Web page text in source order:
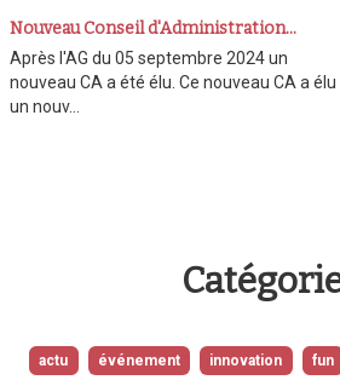
Nouveau Conseil d'Administration…
Après l'AG du 05 septembre 2024 un
nouveau CA a été élu. Ce nouveau CA a élu
un nouv…
actu événement innovation fun